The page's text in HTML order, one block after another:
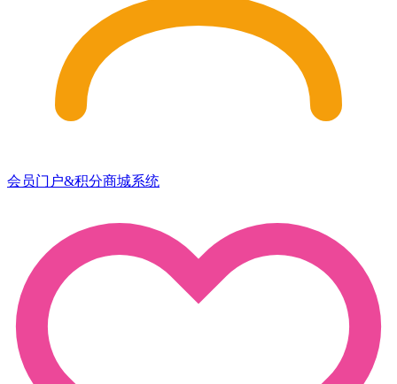
会员门户&积分商城系统